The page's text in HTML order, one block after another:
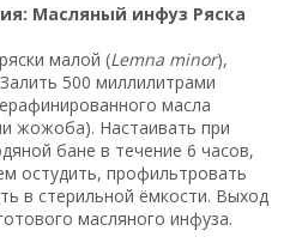
Масляный инфуз Ряска
малой (Lemna minor),
500 миллилитрами
масла
жожоба). Настаивать при
бане в течение 6 часов,
остудить, профильтровать
в стерильной ёмкости. Выход
масляного инфуза.